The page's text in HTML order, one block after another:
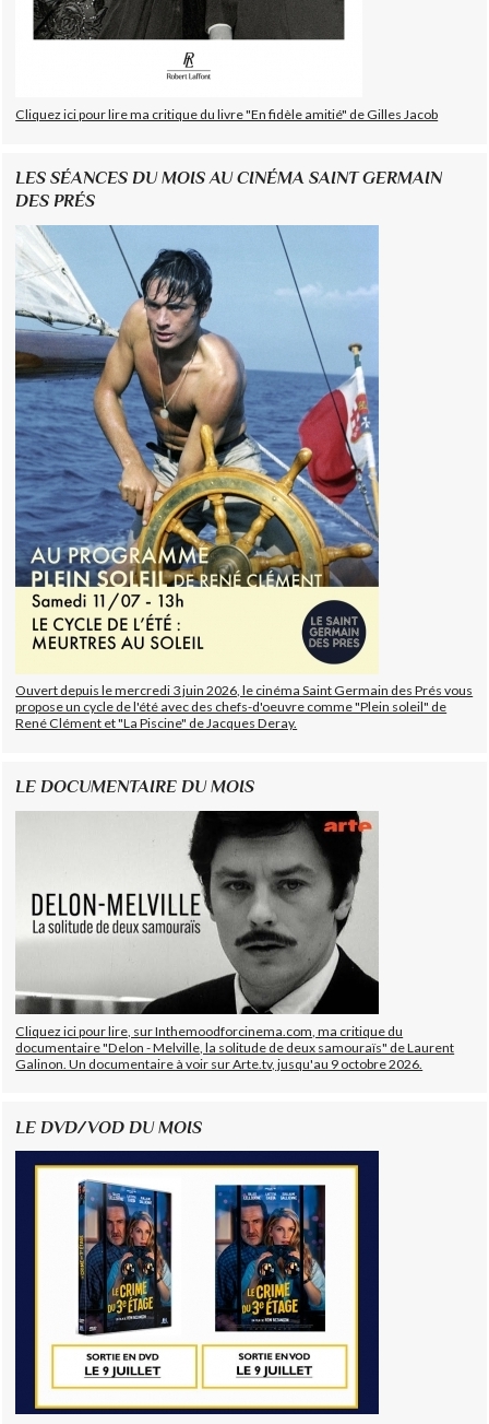
Cliquez ici pour lire ma critique du livre "En fidèle amitié" de Gilles Jacob
LES SÉANCES DU MOIS AU CINÉMA SAINT GERMAIN
DES PRÉS
Ouvert depuis le mercredi 3 juin 2026, le cinéma Saint Germain des Prés vous
propose un cycle de l'été avec des chefs-d'oeuvre comme "Plein soleil" de
René Clément et "La Piscine" de Jacques Deray.
LE DOCUMENTAIRE DU MOIS
Cliquez ici pour lire, sur Inthemoodforcinema.com, ma critique du
documentaire "Delon - Melville, la solitude de deux samouraïs" de Laurent
Galinon. Un documentaire à voir sur Arte.tv, jusqu'au 9 octobre 2026.
LE DVD/VOD DU MOIS